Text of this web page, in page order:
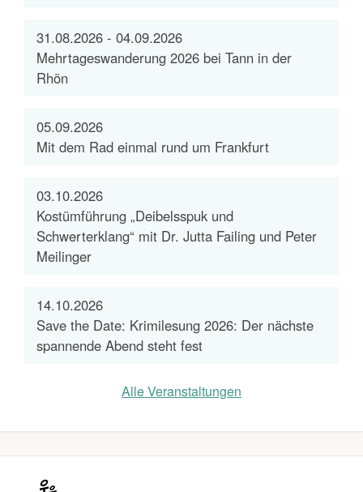
31.08.2026 - 04.09.2026
Mehrtageswanderung 2026 bei Tann in der
Rhön
05.09.2026
Mit dem Rad einmal rund um Frankfurt
03.10.2026
Kostümführung „Deibelsspuk und
Schwerterklang“ mit Dr. Jutta Failing und Peter
Meilinger
14.10.2026
Save the Date: Krimilesung 2026: Der nächste
spannende Abend steht fest
Alle Veranstaltungen